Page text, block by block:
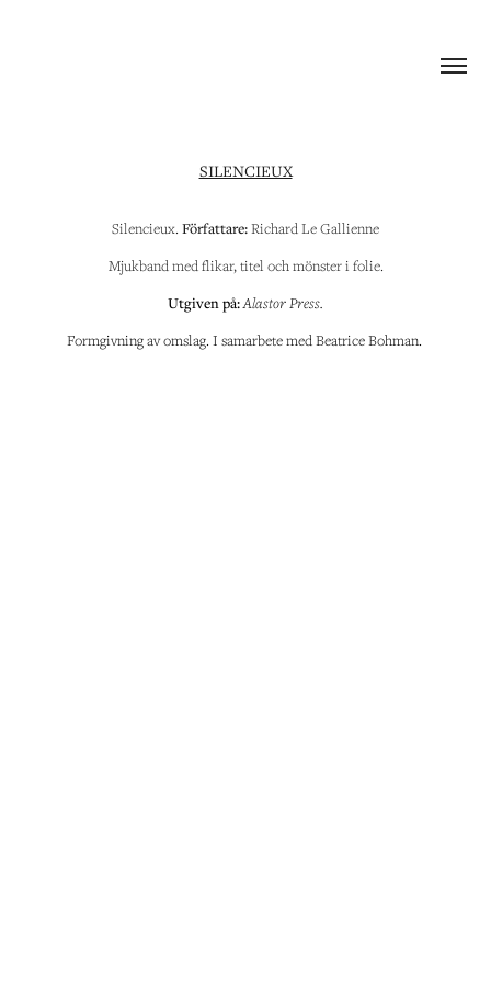
SILENCIEUX
Silencieux. Författare:Richard Le Gallienne
Mjukband med flikar, titel och mönster i folie.
Utgiven på:Alastor Press.
Formgivning av omslag. I samarbete med Beatrice Bohman.